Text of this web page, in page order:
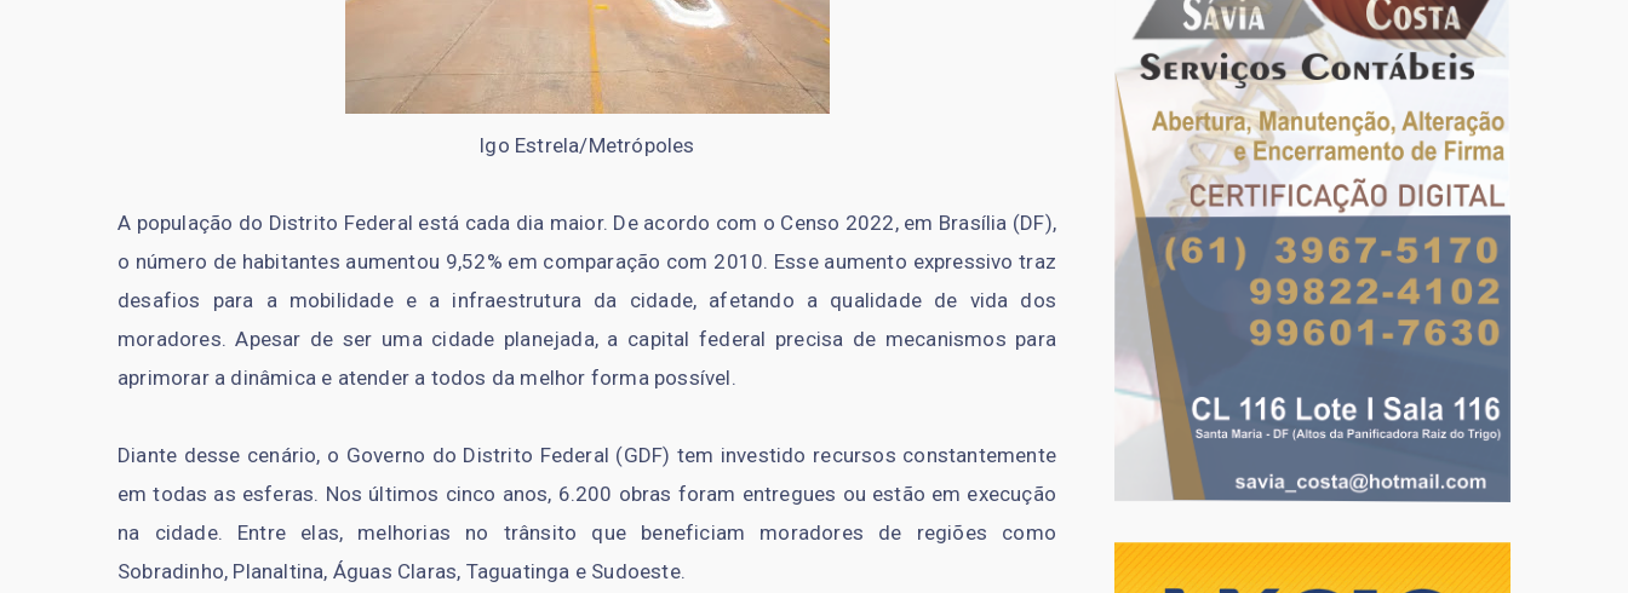
Igo Estrela/Metrópoles
A população do Distrito Federal está cada dia maior. De acordo com o Censo 2022, em Brasília (DF),
o número de habitantes aumentou 9,52% em comparação com 2010. Esse aumento expressivo traz
desafios para a mobilidade e a infraestrutura da cidade, afetando a qualidade de vida dos
moradores. Apesar de ser uma cidade planejada, a capital federal precisa de mecanismos para
aprimorar a dinâmica e atender a todos da melhor forma possível.
Diante desse cenário, o Governo do Distrito Federal (GDF) tem investido recursos constantemente
em todas as esferas. Nos últimos cinco anos, 6.200 obras foram entregues ou estão em execução
na cidade. Entre elas, melhorias no trânsito que beneficiam moradores de regiões como
Sobradinho, Planaltina, Águas Claras, Taguatinga e Sudoeste.